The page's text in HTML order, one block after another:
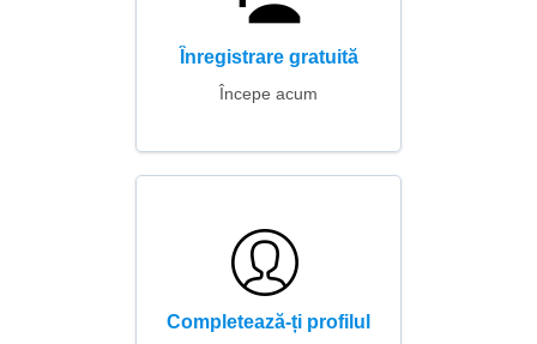
Înregistrare gratuită
Începe acum
Completează-ți profilul